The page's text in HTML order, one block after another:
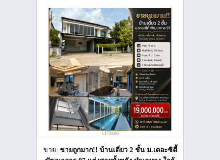
1172686
ขาย: ขายถูกมาก!! บ้านเดี่ยว 2 ชั้น ม.เดอะซิตี้